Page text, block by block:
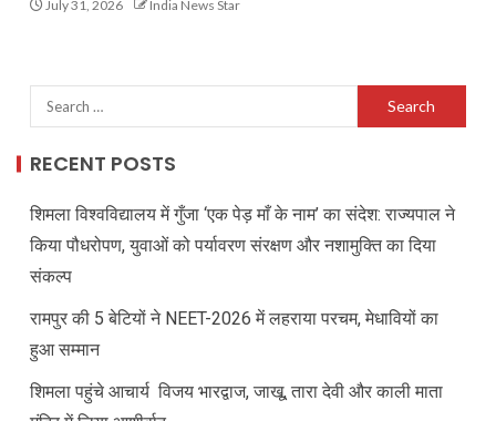
July 31, 2026 India News Star
RECENT POSTS
शिमला विश्वविद्यालय में गुँजा ‘एक पेड़ माँ के नाम’ का संदेश: राज्यपाल ने
किया पौधरोपण, युवाओं को पर्यावरण संरक्षण और नशामुक्ति का दिया
संकल्प
रामपुर की 5 बेटियों ने NEET-2026 में लहराया परचम, मेधावियों का
हुआ सम्मान
शिमला पहुंचे आचार्य विजय भारद्वाज, जाखू, तारा देवी और काली माता